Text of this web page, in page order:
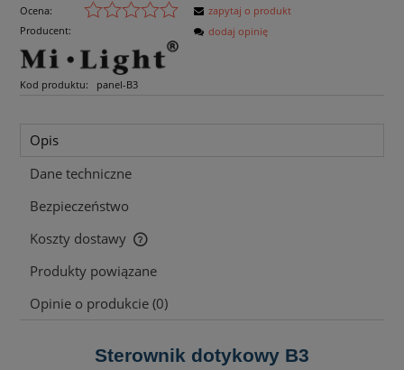
Ocena:
Producent:
Kod produktu: panel-B3
zapytaj o produkt
dodaj opinię
Opis
Dane techniczne
Bezpieczeństwo
Koszty dostawy
Cena nie zawiera ewentualnych kosztów płatności
Produkty powiązane
Opinie o produkcie (0)
Sterownik dotykowy B3